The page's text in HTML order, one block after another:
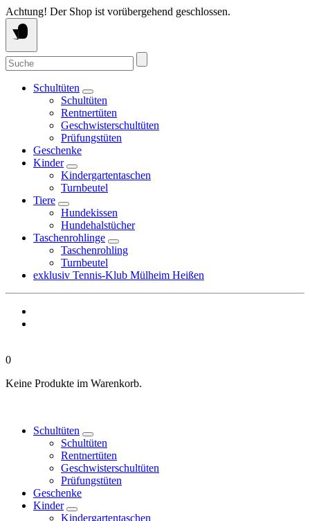
Springe
zum
Inhalt
Achtung! Der Shop ist vorübergehend geschlossen.
Suche
nach:
Schultüten
Schultüten
Rentnertüten
Geschwisterschultüten
Prüfungstüten
Geschenke
Kinder
Kindergartentaschen
Turnbeutel
Tiere
Hundekissen
Hundehalstücher
Taschenrohlinge
Taschenrohling
Turnbeutel
exklusiv Tennis-Klub Mülheim Heißen
0
Keine Produkte im Warenkorb.
Schultüten
Schultüten
Rentnertüten
Geschwisterschultüten
Prüfungstüten
Geschenke
Kinder
Kindergartentaschen